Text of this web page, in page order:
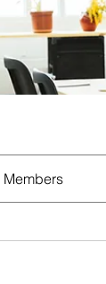
Members